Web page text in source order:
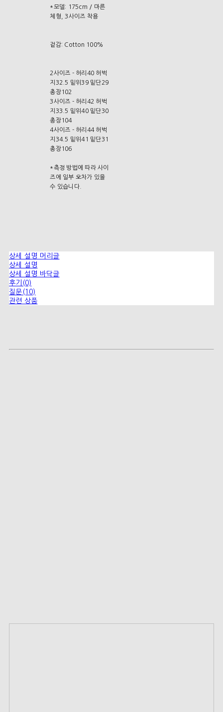
*모델: 175cm / 마른
체형, 3사이즈 착용
겉감: Cotton 100%
2사이즈 - 허리40 허벅
지32.5 밑위39 밑단29
총장102
3사이즈 - 허리42 허벅
지33.5 밑위40 밑단30
총장104
4사이즈 - 허리44 허벅
지34.5 밑위41 밑단31
총장106
*측정 방법에 따라 사이
즈에 일부 오차가 있을
수 있습니다.
상세 설명 머리글
상세 설명
상세 설명 바닥글
후기(0)
질문(10)
관련 상품